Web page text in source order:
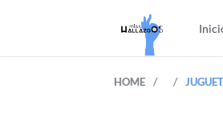
HOME / /